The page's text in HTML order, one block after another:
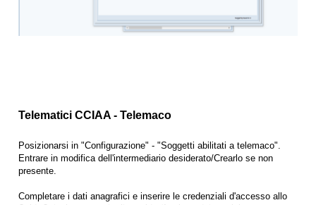
Telematici CCIAA - Telemaco
Posizionarsi in "Configurazione" - "Soggetti abilitati a telemaco".
Entrare in modifica dell'intermediario desiderato/Crearlo se non
presente.
Completare i dati anagrafici e inserire le credenziali d'accesso allo